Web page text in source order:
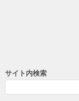
サイト内検索